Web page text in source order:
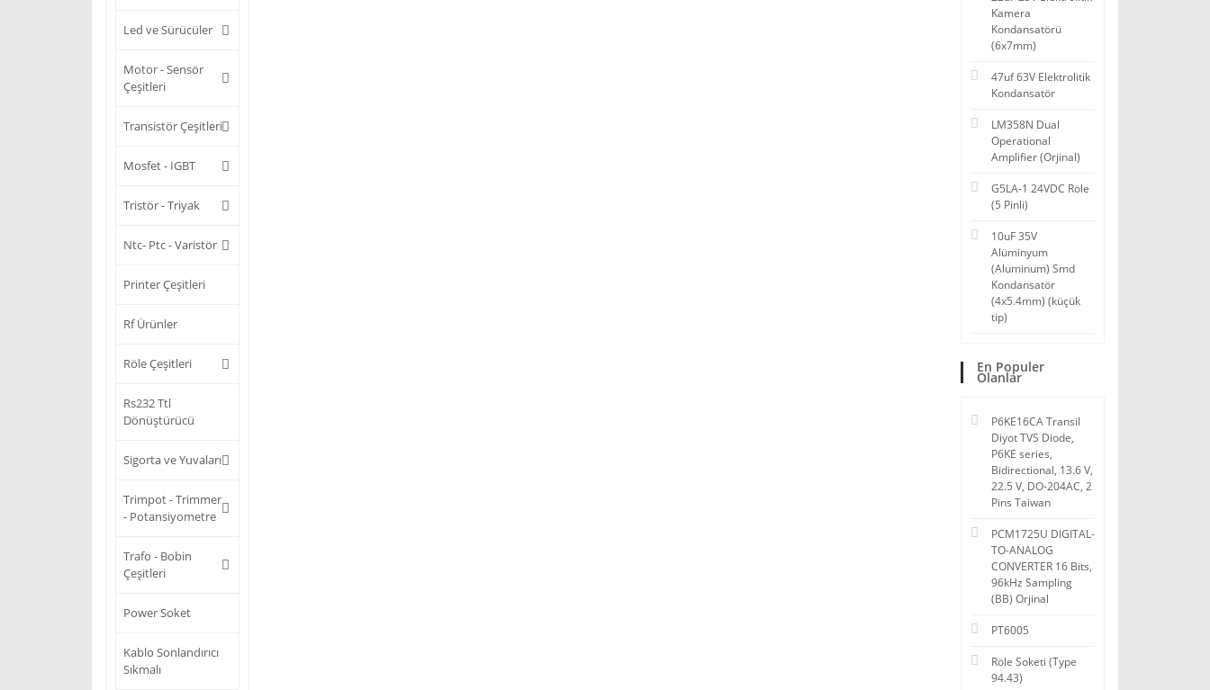
Led ve Sürücüler
Motor - Sensör
Çeşitleri
Transistör Çeşitleri
Mosfet - IGBT
Tristör - Triyak
Ntc- Ptc - Varistör
Printer Çeşitleri
Rf Ürünler
Röle Çeşitleri
Rs232 Ttl
Dönüştürücü
Sigorta ve Yuvaları
Trimpot - Trimmer
- Potansiyometre
Trafo - Bobin
Çeşitleri
Power Soket
Kablo Sonlandırıcı
Sıkmalı
Kamera
Kondansatörü
(6x7mm)
47uf 63V Elektrolitik
Kondansatör
LM358N Dual
Operational
Amplifier (Orjinal)
G5LA-1 24VDC Röle
(5 Pinli)
10uF 35V
Alüminyum
(Aluminum) Smd
Kondansatör
(4x5.4mm) (küçük
tip)
En Populer
Olanlar
P6KE16CA Transil
Diyot TVS Diode,
P6KE series,
Bidirectional, 13.6 V,
22.5 V, DO-204AC, 2
Pins Taiwan
PCM1725U DIGITAL-
TO-ANALOG
CONVERTER 16 Bits,
96kHz Sampling
(BB) Orjinal
PT6005
Röle Soketi (Type
94.43)